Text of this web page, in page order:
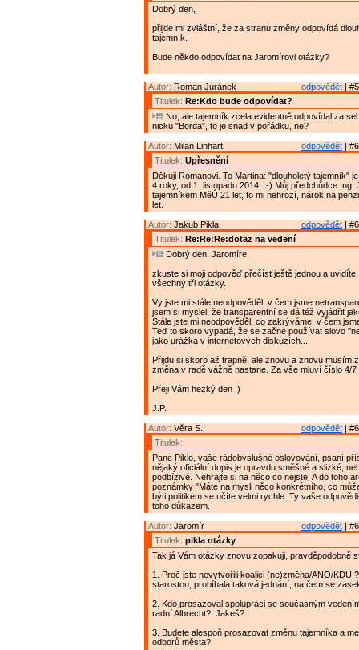
Dobrý den,
přijde mi zvláštní, že za stranu změny odpovídá
tajemník.
Bude někdo odpovídat na Jaromírovi otázky?
odpovědět |
Autor: Roman Juránek
Titulek: Re:Kdo bude odpovídat?
No, ale tajemník zcela evidentně odpovídal za
nicku "Borda", to je snad v pořádku, ne?
odpovědět |
Autor: Milan Linhart
Titulek: Upřesnění
Děkuji Romanovi. To Martina: "dlouholetý tajemník"
4 roky, od 1. listopadu 2014. :-) Můj předchůdce Ing.
tajemníkem MěÚ 21 let, to mi nehrozí, nárok na
let.
odpovědět |
Autor: Jakub Pikla
Titulek: Re:Re:Re:dotaz na vedení
Dobrý den, Jaromíre,
zkuste si moji odpověď přečíst ještě jednou a
všechny tři otázky.
Vy jste mi stále neodpověděl, v čem jsme
jsem si myslel, že transparentní se dá též vyjádřit
Stále jste mi neodpověděl, co zakrýváme, v čem
Teď to skoro vypadá, že se začne používat slovo
jako urážka v internetových diskuzích...
Přijdu si skoro až trapně, ale znovu a znovu musím
změna v radě vážně nastane. Za vše mluví číslo 4/7
Přeji Vám hezký den :)
J.P.
odpovědět |
Autor: Věra S.
Titulek:
Pane Piklo, vaše rádobyslušné oslovování, psaní
nějaký oficiální dopis je opravdu směšné a slizké,
podbízivé. Nehrajte si na něco co nejste. A do toho
poznámky "Máte na mysli něco konkrétního, co
býti politikem se učíte velmi rychle. Ty vaše
toho důkazem.
odpovědět |
Autor: Jaromír
Titulek: pikla otázky
Tak já Vám otázky znovu zopakuji, pravděpodobně
1. Proč jste nevytvořili koalici (ne)změna/ANO/KDU
starostou, probíhala taková jednání, na čem se
2. Kdo prosazoval spolupráci se současným
radní Albrecht?, Jakeš?
3. Budete alespoň prosazovat změnu tajemníka a
odborů města?